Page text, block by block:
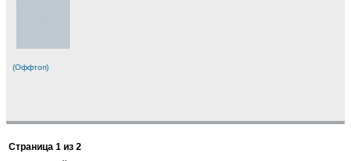
(Оффтоп)
Страница 1 из 2